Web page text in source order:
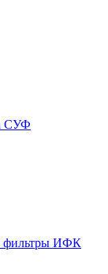
СУФ
фильтры ИФК